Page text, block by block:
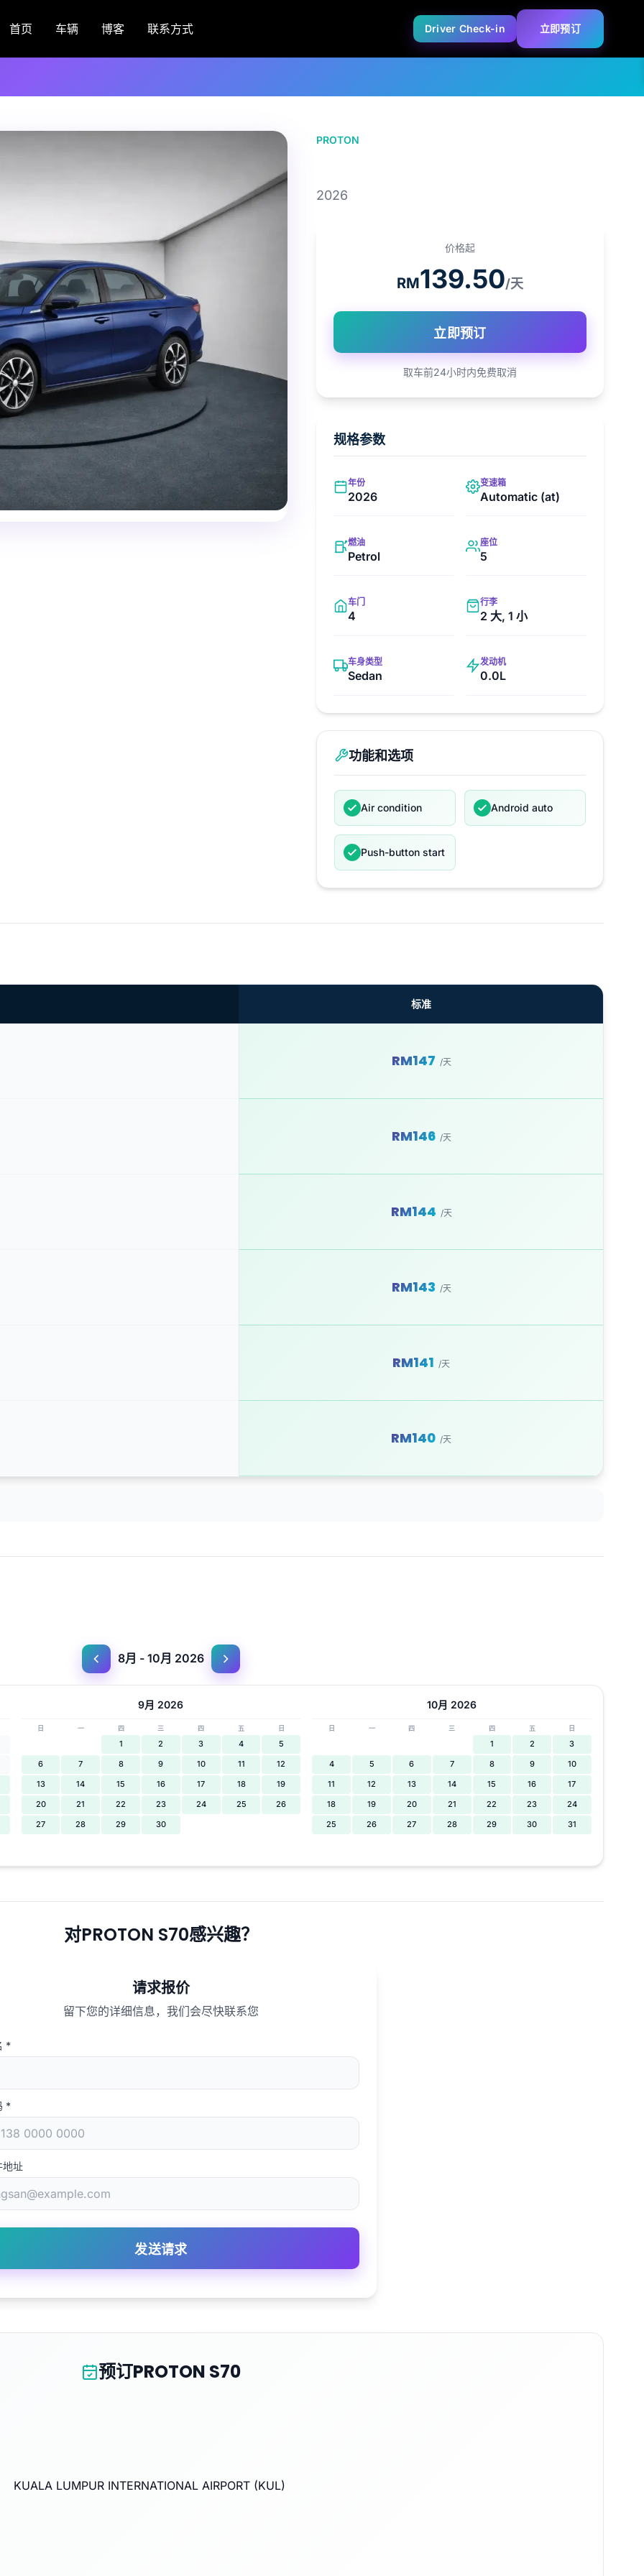
首页 车辆 博客 联系方式 Driver Check-in 立即预订
PROTON
2026
价格起
RM139.50/天
立即预订
取车前24小时内免费取消
规格参数
年份
2026
变速箱
Automatic (at)
燃油
Petrol
座位
5
车门
4
行李
2 大, 1 小
车身类型
Sedan
发动机
0.0L
功能和选项
Air condition Android auto
Push-button start
标准
RM147 /天
RM146 /天
RM144 /天
RM143 /天
RM141 /天
RM140 /天
8月 - 10月 2026
9月 2026
日 一 四 三 四 五 日
1 2 3 4
5
6
7 8 9 10 11
12
13
14 15 16 17 18
19
20
21 22 23 24 25
26
27
28 29 30
10月 2026
日 一 四 三 四 五 日
1 2
3
4
5 6 7 8 9
10
11
12 13 14 15 16
17
18
19 20 21 22 23
24
25
26 27 28 29 30 31
对PROTON S70感兴趣？
请求报价
留下您的详细信息，我们会尽快联系您
*
*
地址
发送请求
预订PROTON S70